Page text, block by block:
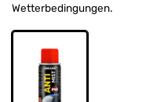
Wetterbedingungen.